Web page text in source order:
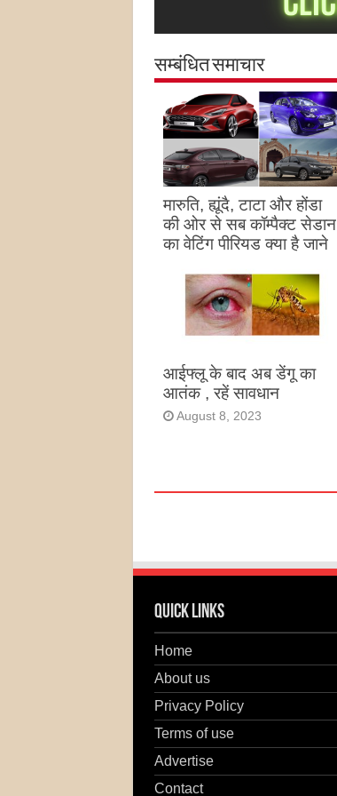
सम्बंधित समाचार
मारुति, ह्यूंदै, टाटा और होंडा
की ओर से सब कॉम्पैक्ट सेडान
का वेटिंग पीरियड क्या है जाने
आईफ्लू के बाद अब डेंगू का
आतंक , रहें सावधान
August 8, 2023
Quick Links
Home
About us
Privacy Policy
Terms of use
Advertise
Contact